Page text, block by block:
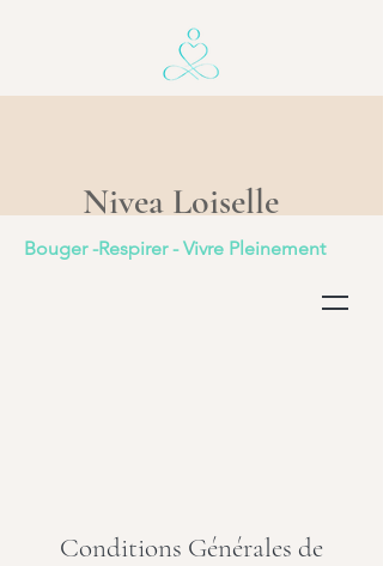
Nivea Loiselle
Bouger -Respirer - Vivre Pleinement
Conditions Générales de